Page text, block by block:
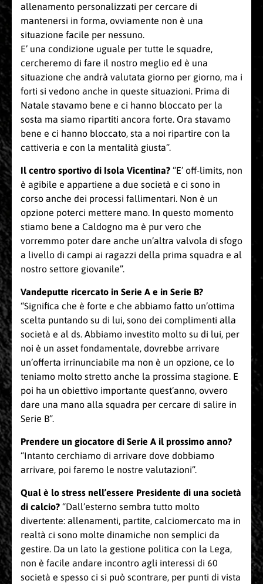
allenamento personalizzati per cercare di
mantenersi in forma, ovviamente non è una
situazione facile per nessuno.
E’ una condizione uguale per tutte le squadre,
cercheremo di fare il nostro meglio ed è una
situazione che andrà valutata giorno per giorno, ma i
forti si vedono anche in queste situazioni. Prima di
Natale stavamo bene e ci hanno bloccato per la
sosta ma siamo ripartiti ancora forte. Ora stavamo
bene e ci hanno bloccato, sta a noi ripartire con la
cattiveria e con la mentalità giusta”.
Il centro sportivo di Isola Vicentina? “E’ off-limits, non
è agibile e appartiene a due società e ci sono in
corso anche dei processi fallimentari. Non è un
opzione poterci mettere mano. In questo momento
stiamo bene a Caldogno ma è pur vero che
vorremmo poter dare anche un’altra valvola di sfogo
a livello di campi ai ragazzi della prima squadra e al
nostro settore giovanile”.
Vandeputte ricercato in Serie A e in Serie B?
“Significa che è forte e che abbiamo fatto un’ottima
scelta puntando su di lui, sono dei complimenti alla
società e al ds. Abbiamo investito molto su di lui, per
noi è un asset fondamentale, dovrebbe arrivare
un’offerta irrinunciabile ma non è un opzione, ce lo
teniamo molto stretto anche la prossima stagione. E
poi ha un obiettivo importante quest’anno, ovvero
dare una mano alla squadra per cercare di salire in
Serie B”.
Prendere un giocatore di Serie A il prossimo anno?
“Intanto cerchiamo di arrivare dove dobbiamo
arrivare, poi faremo le nostre valutazioni”.
Qual è lo stress nell’essere Presidente di una società
di calcio? “Dall’esterno sembra tutto molto
divertente: allenamenti, partite, calciomercato ma in
realtà ci sono molte dinamiche non semplici da
gestire. Da un lato la gestione politica con la Lega,
non è facile andare incontro agli interessi di 60
società e spesso ci si può scontrare, per punti di vista